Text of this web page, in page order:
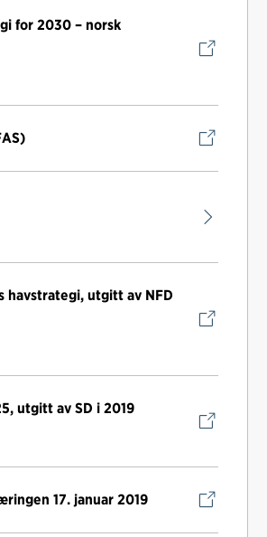
for 2030 – norsk
havstrategi, utgitt av NFD
utgitt av SD i 2019
17. januar 2019